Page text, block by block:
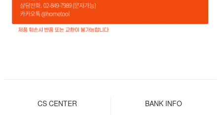
CS CENTER BANK INFO